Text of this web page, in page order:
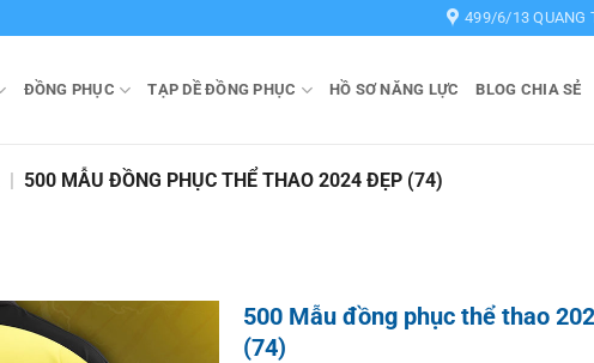
499/6/13 QUANG
ĐỒNG PHỤC TẠP DỀ ĐỒNG PHỤC HỒ SƠ NĂNG LỰC BLOG CHIA SẺ
| 500 MẪU ĐỒNG PHỤC THỂ THAO 2024 ĐẸP (74)
500 Mẫu đồng phục thể thao
(74)